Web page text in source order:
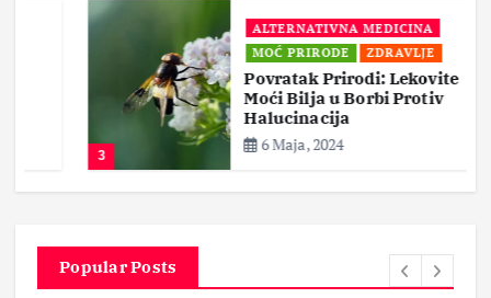
ALTERNATIVNA MEDICINA
MOĆ PRIRODE
ZDRAVLJE
Povratak Prirodi: Lekovite
Moći Bilja u Borbi Protiv
Halucinacija
6 Maja, 2024
Popular Posts